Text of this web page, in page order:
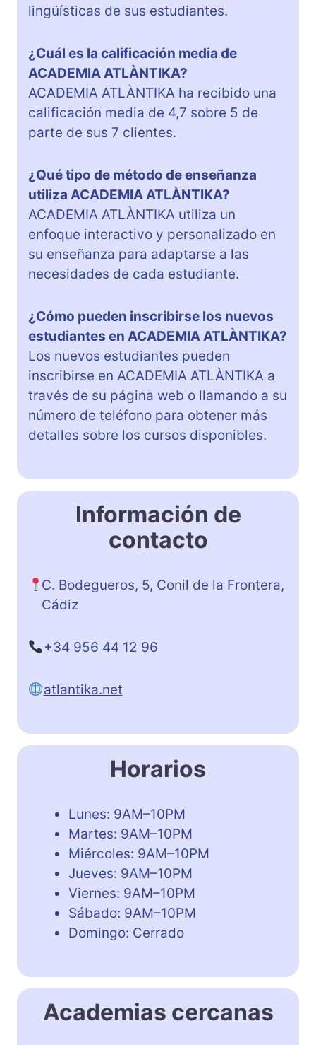
lingüísticas de sus estudiantes.
¿Cuál es la calificación media de
ACADEMIA ATLÀNTIKA?
ACADEMIA ATLÀNTIKA ha recibido una
calificación media de 4,7 sobre 5 de
parte de sus 7 clientes.
¿Qué tipo de método de enseñanza
utiliza ACADEMIA ATLÀNTIKA?
ACADEMIA ATLÀNTIKA utiliza un
enfoque interactivo y personalizado en
su enseñanza para adaptarse a las
necesidades de cada estudiante.
¿Cómo pueden inscribirse los nuevos
estudiantes en ACADEMIA ATLÀNTIKA?
Los nuevos estudiantes pueden
inscribirse en ACADEMIA ATLÀNTIKA a
través de su página web o llamando a su
número de teléfono para obtener más
detalles sobre los cursos disponibles.
Información de
contacto
C. Bodegueros, 5, Conil de la Frontera,
Cádiz
+34 956 44 12 96
atlantika.net
Horarios
Lunes: 9AM–10PM
Martes: 9AM–10PM
Miércoles: 9AM–10PM
Jueves: 9AM–10PM
Viernes: 9AM–10PM
Sábado: 9AM–10PM
Domingo: Cerrado
Academias cercanas